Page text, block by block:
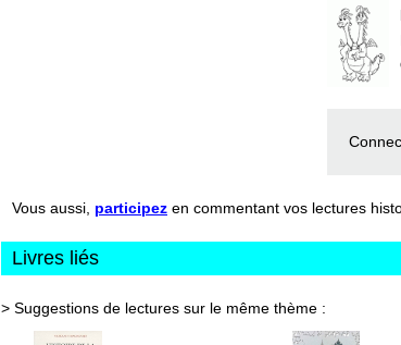
Vous aussi, participez en commentant vos lectures
Livres liés
> Suggestions de lectures sur le même thème :